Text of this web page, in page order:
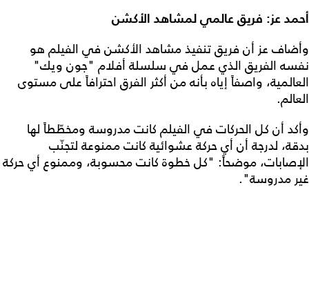
أحمد عز: فريق عالمي لمشاهد الأكشن
وأضاف عز أن فريق تنفيذ مشاهد الأكشن في الفيلم هو
نفسه الفريق الذي عمل في سلسلة أفلام "جون ويك"
العالمية، واصفاً إياه بأنه من أكثر الفرق احترافاً على مستوى
العالم.
وأكد أن كل الحركات في الفيلم كانت مدروسة ومخطّطاً لها
بدقة، لدرجة أن أي حركة عشوائية كانت ممنوعة لتجنّب
الإصابات، موضحاً: "كل خطوة كانت محسوبة، وممنوع أي حركة
غير مدروسة".